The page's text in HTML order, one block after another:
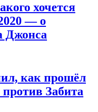
хочется
— о
Джонса
как прошёл
Забита